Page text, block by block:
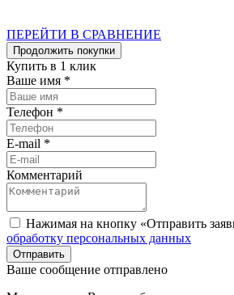
ПЕРЕЙТИ В СРАВНЕНИЕ
Продолжить покупки
Купить в 1 клик
Ваше имя *
Телефон *
E-mail *
Комментарий
Нажимая на кнопку «Отправить
обработку персональных данных
Отправить
Ваше сообщение отправлено